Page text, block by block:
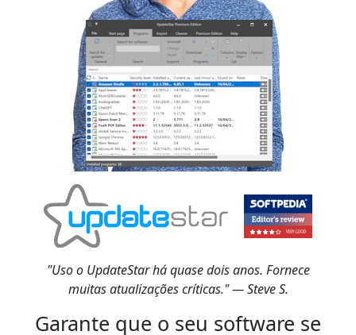
"Uso o UpdateStar há quase dois anos. Fornece
muitas atualizações críticas." — Steve S.
Garante que o seu software se